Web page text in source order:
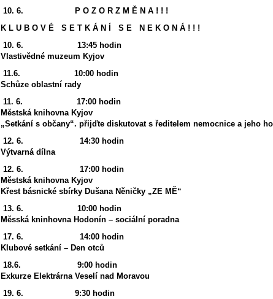
10. 6. P O Z O R Z M Ě N A ! ! !
K L U B O V É S E T K Á N Í S E N E K O N Á ! ! !
10. 6. 13:45 hodin
Vlastivědné muzeum Kyjov
11.6. 10:00 hodin
Schůze oblastní rady
11. 6. 17:00 hodin
Městská knihovna Kyjov
„Setkání s občany“. přijďte diskutovat s ředitelem nemocnice a jeho
12. 6. 14:30 hodin
Výtvarná dílna
12. 6. 17:00 hodin
Městská knihovna Kyjov
Křest básnické sbírky Dušana Něničky „ZE MĚ“
13. 6. 10:00 hodin
Měsská kninhovna Hodonín – sociální poradna
17. 6. 14:00 hodin
Klubové setkání – Den otců
18.6. 9:00 hodin
Exkurze Elektrárna Veselí nad Moravou
19. 6. 9:30 hodin